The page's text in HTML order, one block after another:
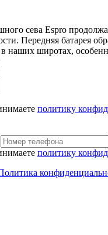
сева Espro
Передняя батарея
в наших широтах,
политику
политику